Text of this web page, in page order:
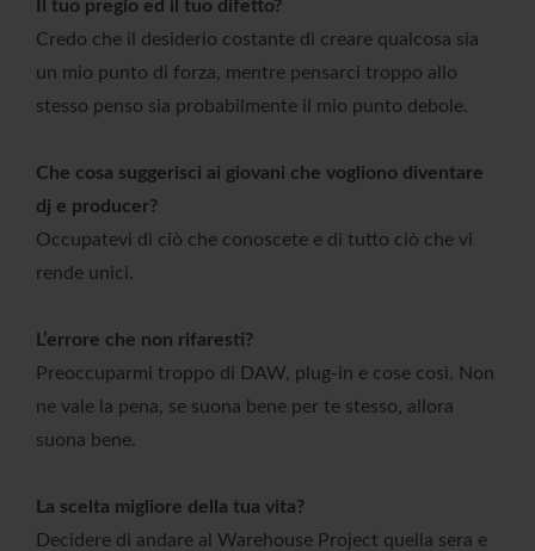
Il tuo pregio ed il tuo difetto?
Credo che il desiderio costante di creare qualcosa sia
un mio punto di forza, mentre pensarci troppo allo
stesso penso sia probabilmente il mio punto debole.
Che cosa suggerisci ai giovani che vogliono diventare
dj e producer?
Occupatevi di ciò che conoscete e di tutto ciò che vi
rende unici.
L’errore che non rifaresti?
Preoccuparmi troppo di DAW, plug-in e cose così. Non
ne vale la pena, se suona bene per te stesso, allora
suona bene.
La scelta migliore della tua vita?
Decidere di andare al Warehouse Project quella sera e